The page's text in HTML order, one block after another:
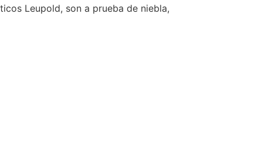
Leupold, son a prueba de niebla,